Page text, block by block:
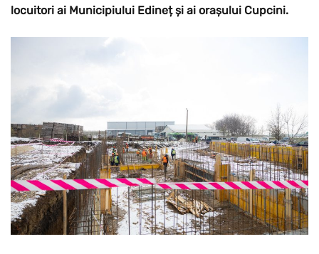
locuitori ai Municipiului Edineț și ai orașului Cupcini.